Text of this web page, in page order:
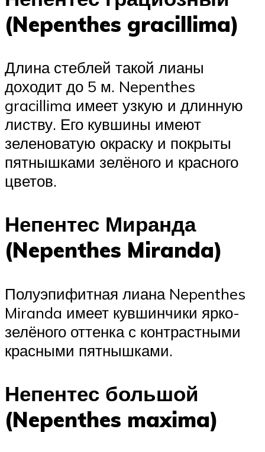
(Nepenthes gracillima)
Длина стеблей такой лианы
доходит до 5 м. Nepenthes
gracillima имеет узкую и длинную
листву. Его кувшины имеют
зеленоватую окраску и покрыты
пятнышками зелёного и красного
цветов.
Непентес Миранда
(Nepenthes Miranda)
Полуэпифитная лиана Nepenthes
Miranda имеет кувшинчики ярко-
зелёного оттенка с контрастными
красными пятнышками.
Непентес большой
(Nepenthes maxima)